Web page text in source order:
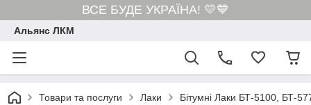
ВСЕ БУДЕ УКРАЇНА! 💛💙
Альянс ЛКМ
Товари та послуги Лаки Бітумні Лаки БТ-5100, БТ-